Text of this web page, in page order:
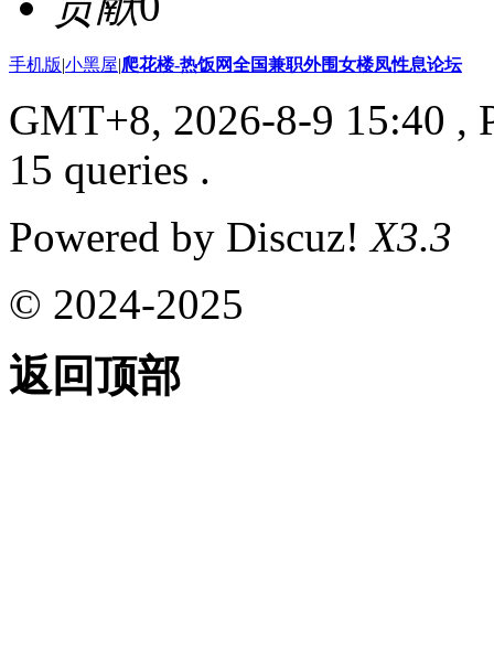
手机版|小黑屋|爬花楼-热饭网全国兼职外围女楼凤性息论坛
GMT+8, 2026-8-9 15:40 ,
15 queries .
Powered by Discuz!X3.3
© 2024-2025
返回顶部